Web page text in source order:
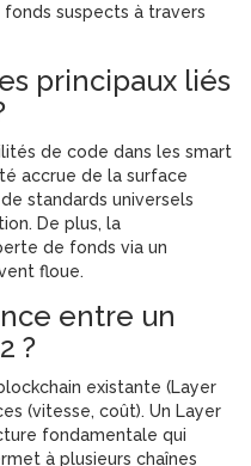
suspects à travers
principaux liés
de code dans les smart
accrue de la surface
standards universels
De plus, la
de fonds via un
floue.
entre un
?
existante (Layer
(vitesse, coût). Un Layer
fondamentale qui
à plusieurs chaînes